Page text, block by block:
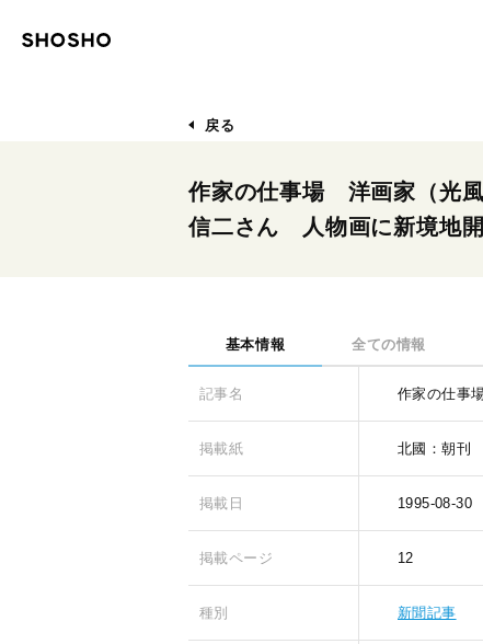
戻る
作家の仕事場 洋画家（光
信二さん 人物画に新境地
基本情報 全ての情報
記事名 作家の仕事
掲載紙 北國：朝刊
掲載日 1995-08-30
掲載ページ 12
種別 新聞記事